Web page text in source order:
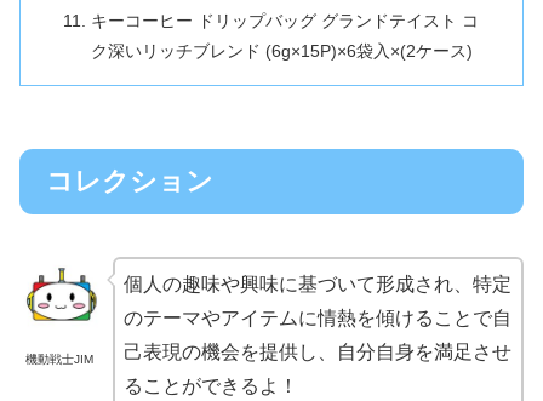
キーコーヒー ドリップバッグ グランドテイスト コ
ク深いリッチブレンド (6g×15P)×6袋入×(2ケース)
コレクション
機動戦士JIM
個人の趣味や興味に基づいて形成され、特定
のテーマやアイテムに情熱を傾けることで自
己表現の機会を提供し、自分自身を満足させ
ることができるよ！